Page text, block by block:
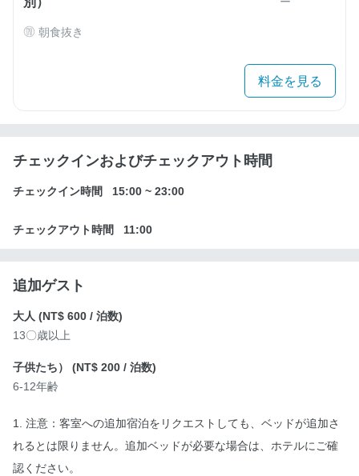
朝食抜き
料金を見る
チェックインおよびチェックアウト時間
チェックイン時間 15:00 ~ 23:00
チェックアウト時間 11:00
追加ゲスト
大人 (NT$ 600 / 泊数)
13〇歳以上
子供たち） (NT$ 200 / 泊数)
6-12年齢
1. 注意：客室への追加宿泊をリクエストしても、ベッドが追加さ
れるとは限りません。追加ベッドが必要な場合は、ホテルにご確
認ください。